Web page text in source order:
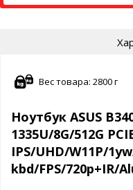
Вес товара: 2800 г
Ноутбук ASUS
1335U/8G/512G
IPS/UHD/W11P/
kbd/FPS/720p+IR/